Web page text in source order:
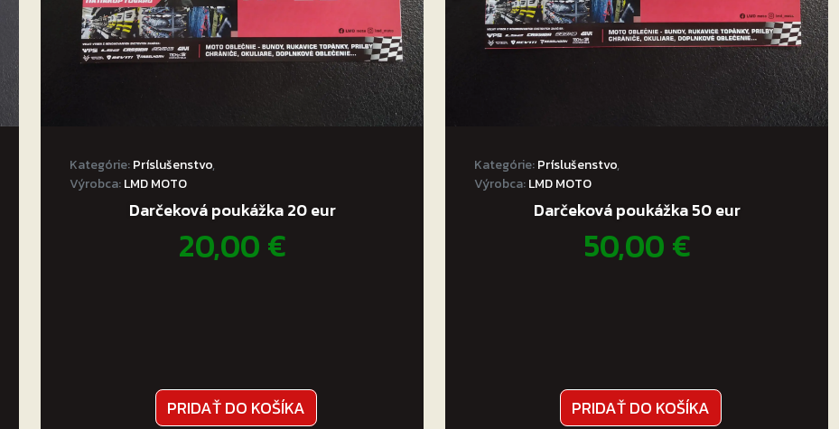
Kategórie:Príslušenstvo,
Výrobca:LMD MOTO
Darčeková poukážka 20 eur
20,00€
PRIDAŤ DO KOŠÍKA
Kategórie:Príslušenstvo,
Výrobca:LMD MOTO
Darčeková poukážka 50 eur
50,00€
PRIDAŤ DO KOŠÍKA